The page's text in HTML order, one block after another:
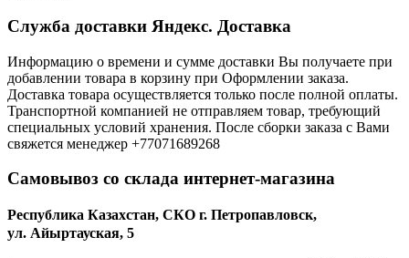
Служба доставки Яндекс. Доставка
Информацию о времени и сумме доставки Вы получаете при
добавлении товара в корзину при Оформлении заказа.
Доставка товара осуществляется только после полной оплаты.
Транспортной компанией не отправляем товар, требующий
специальных условий хранения. После сборки заказа с Вами
свяжется менеджер +77071689268
Самовывоз со склада интернет-магазина
Республика Казахстан, СКО г. Петропавловск,
ул. Айыртауская, 5